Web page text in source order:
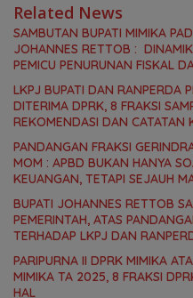
Related News
SAMBUTAN BUPATI MIMIKA
JOHANNES RETTOB :
PEMICU PENURUNAN FISKAL
LKPJ BUPATI DAN RANPERDA
DITERIMA DPRK, 8 FRAKSI
REKOMENDASI DAN CATATAN
PANDANGAN FRAKSI
MOM : APBD BUKAN HANYA
KEUANGAN, TETAPI SEJAUH
BUPATI JOHANNES RETTOB
PEMERINTAH, ATAS
TERHADAP LKPJ DAN
PARIPURNA II DPRK MIMIKA
MIMIKA TA 2025, 8 FRAKSI
HAL